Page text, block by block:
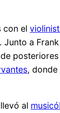
con el
Junto a
,
al